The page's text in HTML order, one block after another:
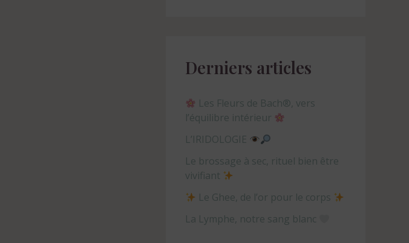
Derniers articles
Les Fleurs de Bach®, vers
l’équilibre intérieur
L’IRIDOLOGIE
Le brossage à sec, rituel bien être
vivifiant
Le Ghee, de l’or pour le corps
La Lymphe, notre sang blanc